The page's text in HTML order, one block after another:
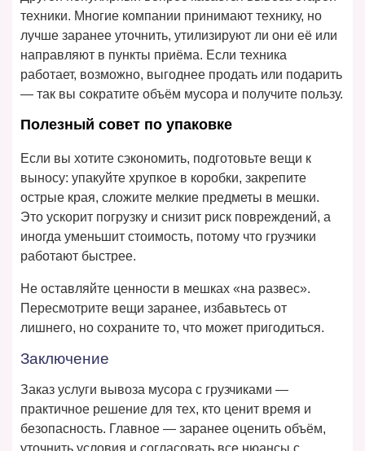
техники. Многие компании принимают технику, но
лучше заранее уточнить, утилизируют ли они её или
направляют в пункты приёма. Если техника
работает, возможно, выгоднее продать или подарить
— так вы сократите объём мусора и получите пользу.
Полезный совет по упаковке
Если вы хотите сэкономить, подготовьте вещи к
выносу: упакуйте хрупкое в коробки, закрепите
острые края, сложите мелкие предметы в мешки.
Это ускорит погрузку и снизит риск повреждений, а
иногда уменьшит стоимость, потому что грузчики
работают быстрее.
Не оставляйте ценности в мешках «на развес».
Пересмотрите вещи заранее, избавьтесь от
лишнего, но сохраните то, что может пригодиться.
Заключение
Заказ услуги вывоза мусора с грузчиками —
практичное решение для тех, кто ценит время и
безопасность. Главное — заранее оценить объём,
уточнить условия и согласовать все нюансы с